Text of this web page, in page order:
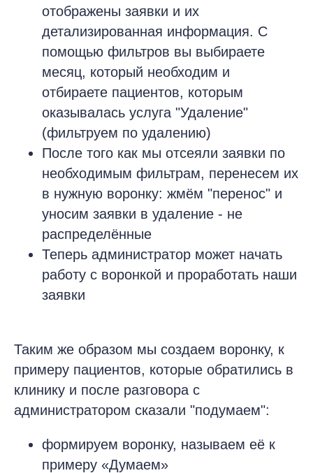
отображены заявки и их
детализированная информация. С
помощью фильтров вы выбираете
месяц, который необходим и
отбираете пациентов, которым
оказывалась услуга "Удаление"
(фильтруем по удалению)
После того как мы отсеяли заявки по
необходимым фильтрам, перенесем их
в нужную воронку: жмём "перенос" и
уносим заявки в удаление - не
распределённые
Теперь администратор может начать
работу с воронкой и проработать наши
заявки
Таким же образом мы создаем воронку, к
примеру пациентов, которые обратились в
клинику и после разговора с
администратором сказали "подумаем":
формируем воронку, называем её к
примеру «Думаем»